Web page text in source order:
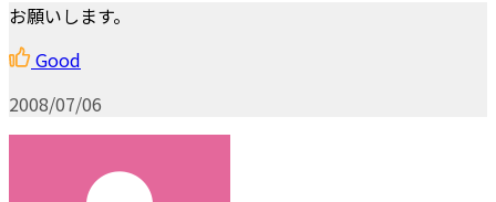
お願いします。
Good
2008/07/06